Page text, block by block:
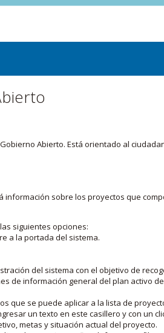
Abierto. Está orientado al
sobre los proyectos que
siguientes opciones:
a la portada del sistema.
del sistema con el objetivo de
de información general del plan activo
que se puede aplicar a la lista de
un texto en este casillero y con un
metas y situación actual del proyecto.